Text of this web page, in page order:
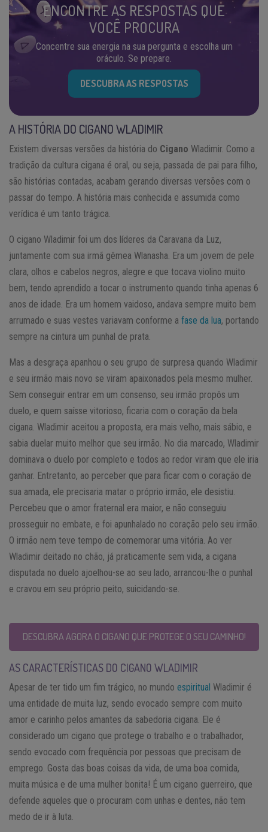
ENCONTRE AS RESPOSTAS QUE
VOCÊ PROCURA
Concentre sua energia na sua pergunta e escolha um
oráculo. Se prepare.
DESCUBRA AS RESPOSTAS
A HISTÓRIA DO CIGANO WLADIMIR
Existem diversas versões da história do Cigano Wladimir. Como a
tradição da cultura cigana é oral, ou seja, passada de pai para filho,
são histórias contadas, acabam gerando diversas versões com o
passar do tempo. A história mais conhecida e assumida como
verídica é um tanto trágica.
O cigano Wladimir foi um dos líderes da Caravana da Luz,
juntamente com sua irmã gêmea Wlanasha. Era um jovem de pele
clara, olhos e cabelos negros, alegre e que tocava violino muito
bem, tendo aprendido a tocar o instrumento quando tinha apenas 6
anos de idade. Era um homem vaidoso, andava sempre muito bem
arrumado e suas vestes variavam conforme a fase da lua, portando
sempre na cintura um punhal de prata.
Mas a desgraça apanhou o seu grupo de surpresa quando Wladimir
e seu irmão mais novo se viram apaixonados pela mesmo mulher.
Sem conseguir entrar em um consenso, seu irmão propôs um
duelo, e quem saísse vitorioso, ficaria com o coração da bela
cigana. Wladimir aceitou a proposta, era mais velho, mais sábio, e
sabia duelar muito melhor que seu irmão. No dia marcado, Wladimir
dominava o duelo por completo e todos ao redor viram que ele iria
ganhar. Entretanto, ao perceber que para ficar com o coração de
sua amada, ele precisaria matar o próprio irmão, ele desistiu.
Percebeu que o amor fraternal era maior, e não conseguiu
prosseguir no embate, e foi apunhalado no coração pelo seu irmão.
O irmão nem teve tempo de comemorar uma vitória. Ao ver
Wladimir deitado no chão, já praticamente sem vida, a cigana
disputada no duelo ajoelhou-se ao seu lado, arrancou-lhe o punhal
e cravou em seu próprio peito, suicidando-se.
DESCUBRA AGORA O CIGANO QUE PROTEGE O SEU CAMINHO!
AS CARACTERÍSTICAS DO CIGANO WLADIMIR
Apesar de ter tido um fim trágico, no mundo espiritual Wladimir é
uma entidade de muita luz, sendo evocado sempre com muito
amor e carinho pelos amantes da sabedoria cigana. Ele é
considerado um cigano que protege o trabalho e o trabalhador,
sendo evocado com frequência por pessoas que precisam de
emprego. Gosta das boas coisas da vida, de uma boa comida,
muita música e de uma mulher bonita! É um cigano guerreiro, que
defende aqueles que o procuram com unhas e dentes, não tem
medo de ir à luta.